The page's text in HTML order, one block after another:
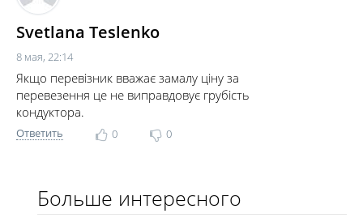
Svetlana Teslenko
8 мая, 22:14
Якщо перевізник вважає замалу ціну за
перевезення це не виправдовує грубість
кондуктора.
Ответить 0 0
Больше интересного